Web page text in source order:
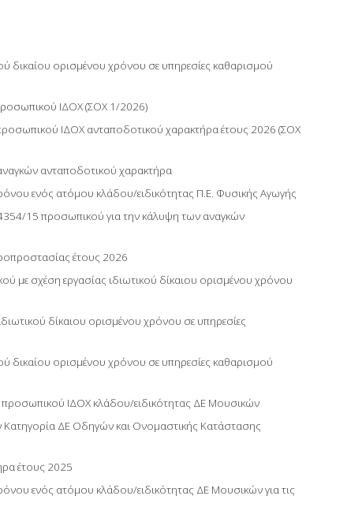
δικαίου ορισμένου χρόνου σε υπηρεσίες καθαρισμού
ΙΔΟΧ (ΣΟΧ 1/2026)
ΙΔΟΧ ανταποδοτικού χαρακτήρα έτους 2026 (ΣΟΧ
ανταποδοτικού χαρακτήρα
ενός ατόμου κλάδου/ειδικότητας Π.Ε. Φυσικής Αγωγής
15 προσωπικού για την κάλυψη των αναγκών
έτους 2026
με σχέση εργασίας ιδιωτικού δίκαιου ορισμένου χρόνου
δίκαιου ορισμένου χρόνου σε υπηρεσίες
δικαίου ορισμένου χρόνου σε υπηρεσίες καθαρισμού
προσωπικού ΙΔΟΧ κλάδου/ειδικότητας ΔΕ Μουσικών
ΔΕ Οδηγών και Ονομαστικής Κατάστασης
έτους 2025
ενός ατόμου κλάδου/ειδικότητας ΔΕ Μουσικών για τις